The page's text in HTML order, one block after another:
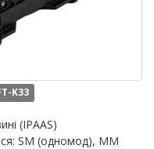
K33
(IPAAS)
SM (одномод), MM